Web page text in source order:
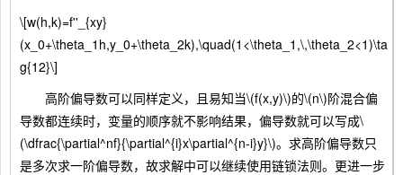
\[w(h,k)=f''_{xy}
(x_0+\theta_1h,y_0+\theta_2k),\quad(1<\theta_1,\,\theta_2<1)\ta
g{12}\]
高阶偏导数可以同样定义，且易知当\(f(x,y)\)的\(n\)阶混合偏
导数都连续时，变量的顺序就不影响结果，偏导数就可以写成\
(\dfrac{\partial^nf}{\partial^{i}x\partial^{n-i}y}\)。求高阶偏导数只
是多次求一阶偏导数，故求解中可以继续使用链锁法则。更进一步